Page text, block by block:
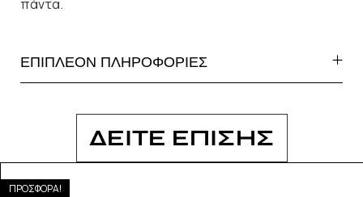
πάντα.
ΕΠΙΠΛΕΟΝ ΠΛΗΡΟΦΟΡΙΕΣ
ΔΕΙΤΕ ΕΠΙΣΗΣ
ΠΡΟΣΦΟΡΑ!